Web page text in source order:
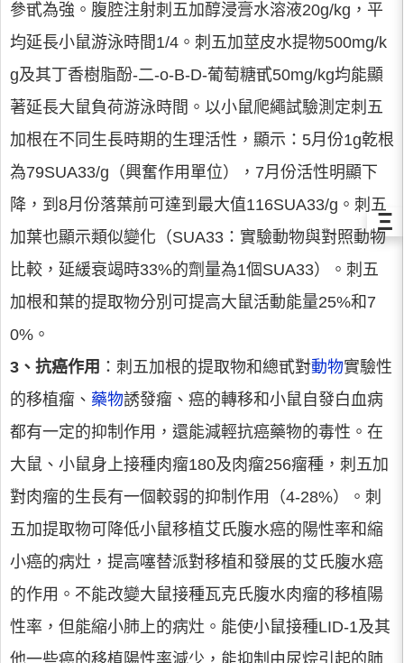
參甙為強。腹腔注射刺五加醇浸膏水溶液20g/kg，平
均延長小鼠游泳時間1/4。刺五加莖皮水提物500mg/k
g及其丁香樹脂酚-二-o-B-D-葡萄糖甙50mg/kg均能顯
著延長大鼠負荷游泳時間。以小鼠爬繩試驗測定刺五
加根在不同生長時期的生理活性，顯示：5月份1g乾根
為79SUA33/g（興奮作用單位），7月份活性明顯下
降，到8月份落葉前可達到最大值116SUA33/g。刺五
加葉也顯示類似變化（SUA33：實驗動物與對照動物
比較，延緩衰竭時33%的劑量為1個SUA33）。刺五
加根和葉的提取物分別可提高大鼠活動能量25%和7
0%。
3、抗癌作用 ：刺五加根的提取物和總甙對動物實驗性
的移植瘤、 藥物誘發瘤、癌的轉移和小鼠自發白血病
都有一定的抑制作用，還能減輕抗癌藥物的毒性。在
大鼠、小鼠身上接種肉瘤180及肉瘤256瘤種，刺五加
對肉瘤的生長有一個較弱的抑制作用（4-28%）。刺
五加提取物可降低小鼠移植艾氏腹水癌的陽性率和縮
小癌的病灶，提高噻替派對移植和發展的艾氏腹水癌
的作用。不能改變大鼠接種瓦克氏腹水肉瘤的移植陽
性率，但能縮小肺上的病灶。能使小鼠接種LID-1及其
他一些癌的移植陽性率減少，能抑制由尿烷引起的肺
Ξ